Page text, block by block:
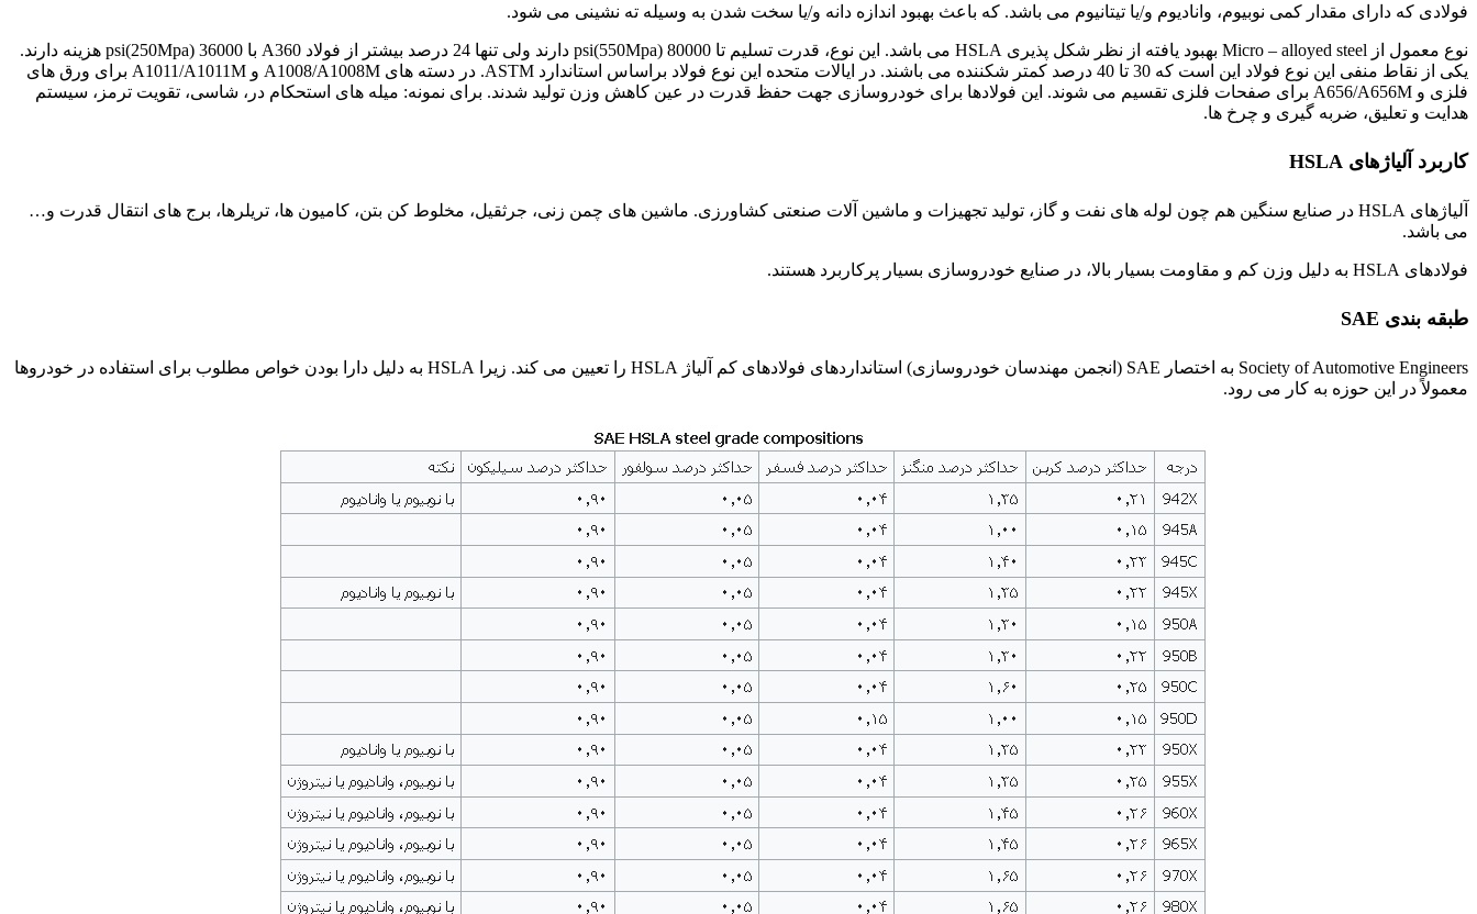
فولادی که دارای مقدار کمی نوبیوم، وانادیوم و/یا تیتانیوم می باشد. که باعث بهبود اندازه دانه و/یا سخت شدن به وسیله ته نشینی می شود.
نوع معمول از Micro – alloyed steel بهبود یافته از نظر شکل پذیری HSLA می باشد. این نوع، قدرت تسلیم تا 80000 (550Mpa)psi دارند ولی تنها 24 درصد بیشتر از فولاد A360 با 36000 (250Mpa)psi هزینه دارند.
یکی از نقاط منفی این نوع فولاد این است که 30 تا 40 درصد کمتر شکننده می باشند. در ایالات متحده این نوع فولاد براساس استاندارد ASTM. در دسته های A1008/A1008M و A1011/A1011M برای ورق های
فلزی و A656/A656M برای صفحات فلزی تقسیم می شوند. این فولادها برای خودروسازی جهت حفظ قدرت در عین کاهش وزن تولید شدند. برای نمونه: میله های استحکام در، شاسی، تقویت ترمز، سیستم
هدایت و تعلیق، ضربه گیری و چرخ ها.
کاربرد آلیاژهای HSLA
آلیاژهای HSLA در صنایع سنگین هم چون لوله های نفت و گاز، تولید تجهیزات و ماشین آلات صنعتی کشاورزی. ماشین های چمن زنی، جرثقیل، مخلوط کن بتن، کامیون ها، تریلرها، برج های انتقال قدرت و…
می باشد.
فولادهای HSLA به دلیل وزن کم و مقاومت بسیار بالا، در صنایع خودروسازی بسیار پرکاربرد هستند.
طبقه بندی SAE
Society of Automotive Engineers به اختصار SAE (انجمن مهندسان خودروسازی) استانداردهای فولادهای کم آلیاژ HSLA را تعیین می کند. زیرا HSLA به دلیل دارا بودن خواص مطلوب برای استفاده در خودروها
معمولاً در این حوزه به کار می رود.